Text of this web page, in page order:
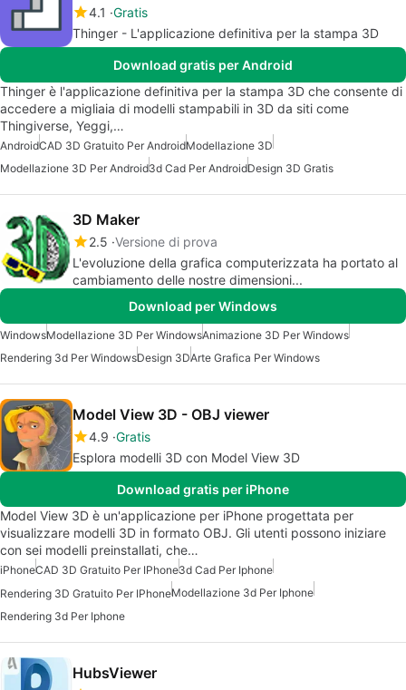
4.1 Gratis
Thinger - L'applicazione definitiva per la stampa 3D
Download gratis per Android
Thinger è l'applicazione definitiva per la stampa 3D che consente di
accedere a migliaia di modelli stampabili in 3D da siti come
Thingiverse, Yeggi,…
AndroidCAD 3D Gratuito Per AndroidModellazione 3D
Modellazione 3D Per Android3d Cad Per AndroidDesign 3D Gratis
3D Maker
2.5 Versione di prova
L'evoluzione della grafica computerizzata ha portato al
cambiamento delle nostre dimensioni...
Download per Windows
WindowsModellazione 3D Per WindowsAnimazione 3D Per Windows
Rendering 3d Per WindowsDesign 3DArte Grafica Per Windows
Model View 3D - OBJ viewer
4.9 Gratis
Esplora modelli 3D con Model View 3D
Download gratis per iPhone
Model View 3D è un'applicazione per iPhone progettata per
visualizzare modelli 3D in formato OBJ. Gli utenti possono iniziare
con sei modelli preinstallati, che…
iPhoneCAD 3D Gratuito Per IPhone3d Cad Per Iphone
Rendering 3D Gratuito Per IPhoneModellazione 3d Per Iphone
Rendering 3d Per Iphone
HubsViewer